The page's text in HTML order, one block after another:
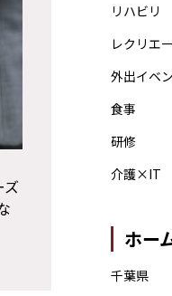
リハビリ
レクリエ
外出イベ
食事
研修
介護×IT
ホー
千葉県